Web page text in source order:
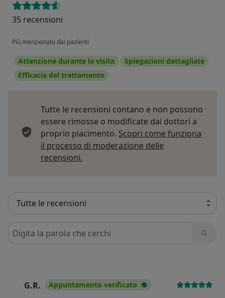
35 recensioni
Più menzionato dai pazienti
Attenzione durante la visita
Spiegazioni dettagliate
Efficacia del trattamento
Tutte le recensioni contano e non possono
essere rimosse o modificate dai dottori a
proprio piacimento. Scopri come funziona
il processo di moderazione delle
recensioni.
Cerca nelle recensioni
G.R. Appuntamento verificato